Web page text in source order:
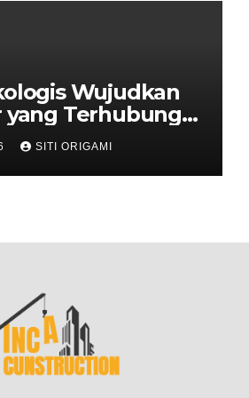
Wujudkan
Terhubung
SITI ORIGAMI